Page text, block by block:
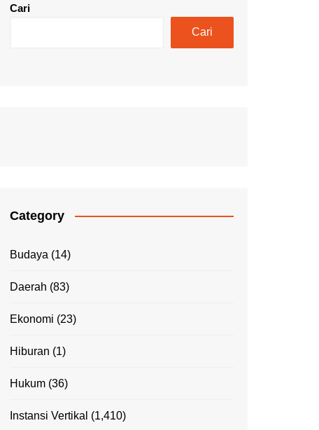
Cari
Cari
Category
Budaya (14)
Daerah (83)
Ekonomi (23)
Hiburan (1)
Hukum (36)
Instansi Vertikal (1,410)